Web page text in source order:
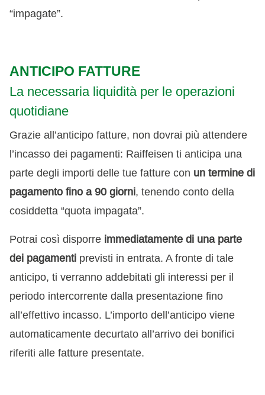
“impagate”.
ANTICIPO FATTURE
La necessaria liquidità per le operazioni
quotidiane
Grazie all’anticipo fatture, non dovrai più attendere
l’incasso dei pagamenti: Raiffeisen ti anticipa una
parte degli importi delle tue fatture con un termine di
pagamento fino a 90 giorni, tenendo conto della
cosiddetta “quota impagata”.
Potrai così disporre immediatamente di una parte
dei pagamenti previsti in entrata. A fronte di tale
anticipo, ti verranno addebitati gli interessi per il
periodo intercorrente dalla presentazione fino
all’effettivo incasso. L’importo dell’anticipo viene
automaticamente decurtato all’arrivo dei bonifici
riferiti alle fatture presentate.